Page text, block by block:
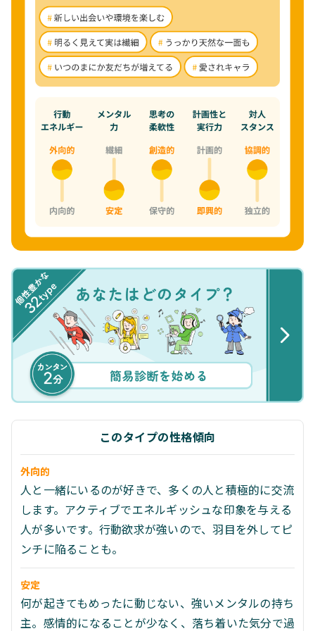
このタイプの性格傾向
外向的
人と一緒にいるのが好きで、多くの人と積極的に交流
します。アクティブでエネルギッシュな印象を与える
人が多いです。行動欲求が強いので、羽目を外してピ
ンチに陥ることも。
安定
何が起きてもめったに動じない、強いメンタルの持ち
主。感情的になることが少なく、落ち着いた気分で過